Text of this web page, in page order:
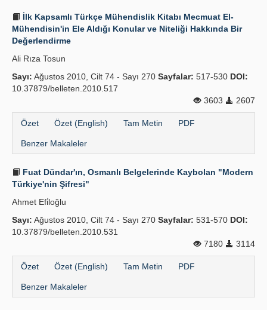
İlk Kapsamlı Türkçe Mühendislik Kitabı Mecmuat El-
Mühendisin'in Ele Aldığı Konular ve Niteliği Hakkında Bir
Değerlendirme
Ali Rıza Tosun
Sayı: Ağustos 2010, Cilt 74 - Sayı 270 Sayfalar: 517-530 DOI:
10.37879/belleten.2010.517
3603
2607
Özet Özet (English) Tam Metin PDF
Benzer Makaleler
Fuat Dündar'ın, Osmanlı Belgelerinde Kaybolan "Modern
Türkiye'nin Şifresi"
Ahmet Efi̇loğlu
Sayı: Ağustos 2010, Cilt 74 - Sayı 270 Sayfalar: 531-570 DOI:
10.37879/belleten.2010.531
7180
3114
Özet Özet (English) Tam Metin PDF
Benzer Makaleler